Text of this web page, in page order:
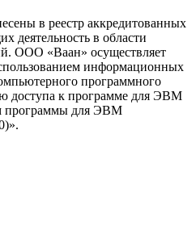
в реестр аккредитованных
деятельность в области
ООО «Ваан» осуществляет
информационных
программного
доступа к программе для ЭВМ
программы для ЭВМ